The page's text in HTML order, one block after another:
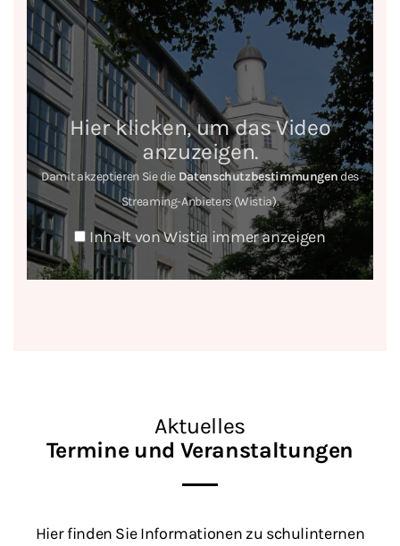
Inhalt
von
Wistia
anzeigen
Hier klicken, um das Video
anzuzeigen.
Damit akzeptieren Sie die Datenschutzbestimmungendes
Streaming-Anbieters (Wistia).
Inhalt von Wistia immer anzeigen
Aktuelles
Termine und Veranstaltungen
Hier finden Sie Informationen zu schulinternen